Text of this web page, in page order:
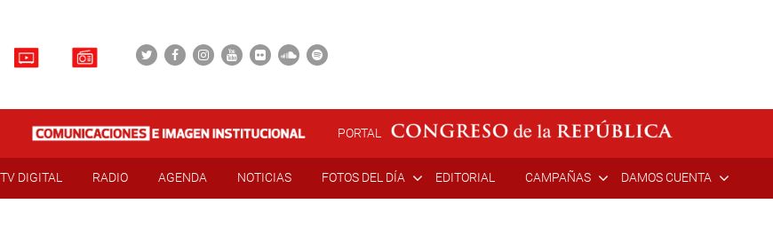
PORTAL
TV DIGITAL RADIO AGENDA NOTICIAS FOTOS DEL DÍA EDITORIAL CAMPAÑAS DAMOS CUENTA